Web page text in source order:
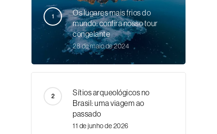
Os lugares mais frios do
mundo: confira nosso tour
congelante
28 de maio de 2024
Sítios arqueológicos no
Brasil: uma viagem ao
passado
11 de junho de 2026